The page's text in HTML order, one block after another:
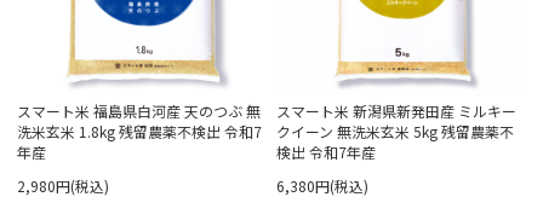
スマート米 福島県白河産 天のつぶ 無
洗米玄米 1.8kg 残留農薬不検出 令和7
年産
2,980円(税込)
スマート米 新潟県新発田産 ミルキー
クイーン 無洗米玄米 5kg 残留農薬不
検出 令和7年産
6,380円(税込)